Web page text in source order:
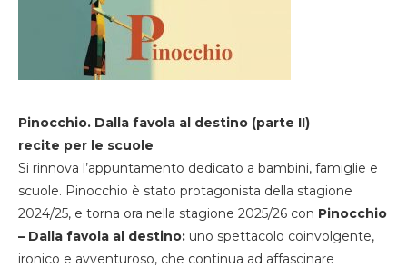
Pinocchio. Dalla favola al destino (parte II)
recite per le scuole
Si rinnova l’appuntamento dedicato a bambini, famiglie e
scuole. Pinocchio è stato protagonista della stagione
2024/25, e torna ora nella stagione 2025/26 con Pinocchio
– Dalla favola al destino: uno spettacolo coinvolgente,
ironico e avventuroso, che continua ad affascinare